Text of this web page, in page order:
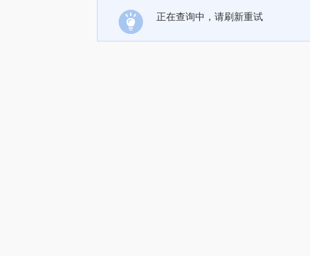
正在查询中，请刷新重试